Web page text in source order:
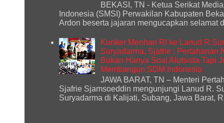
BEKASI, TN - Ketua Serikat
Indonesia (SMSI) Perwakilan Kabupaten
Ardon beserta jajaran mengucapkan selamat
Kunker Menhan RI ke Lanud
Suryadarma, Sjafrie : Pertahanan
Bukan Hanya Soal Alutsista Tapi
Membangun SDM Indonesia
JAWA BARAT, TN – Menteri
Sjafrie Sjamsoeddin mengunjungi Lanud R.
Suryadarma di Kalijati, Subang, Jawa Barat,